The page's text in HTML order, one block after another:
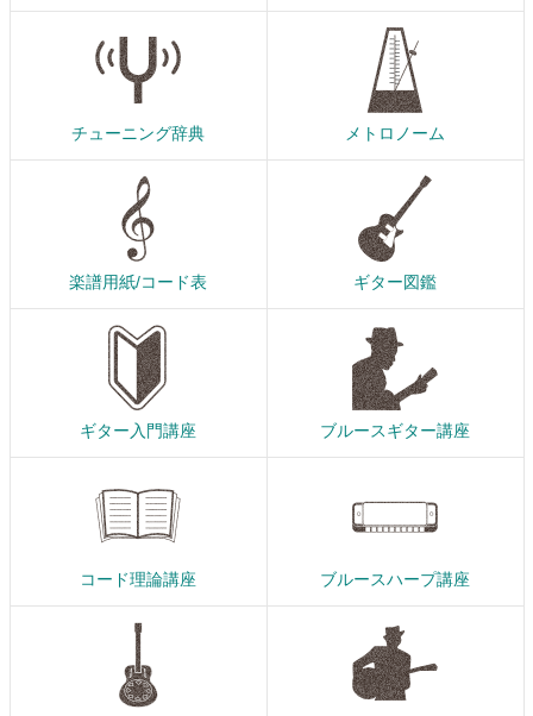
チューニング辞典 メトロノーム
楽譜用紙/コード表 ギター図鑑
ギター入門講座 ブルースギター講座
コード理論講座 ブルースハープ講座